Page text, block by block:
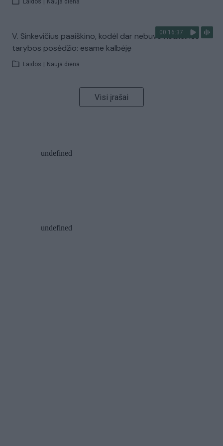
Laidos Nauja diena
00:16:37
V. Sinkevičius paaiškino, kodėl dar nebuvo Koalicinės
tarybos posėdžio: esame kalbėję
Laidos Nauja diena
Visi įrašai